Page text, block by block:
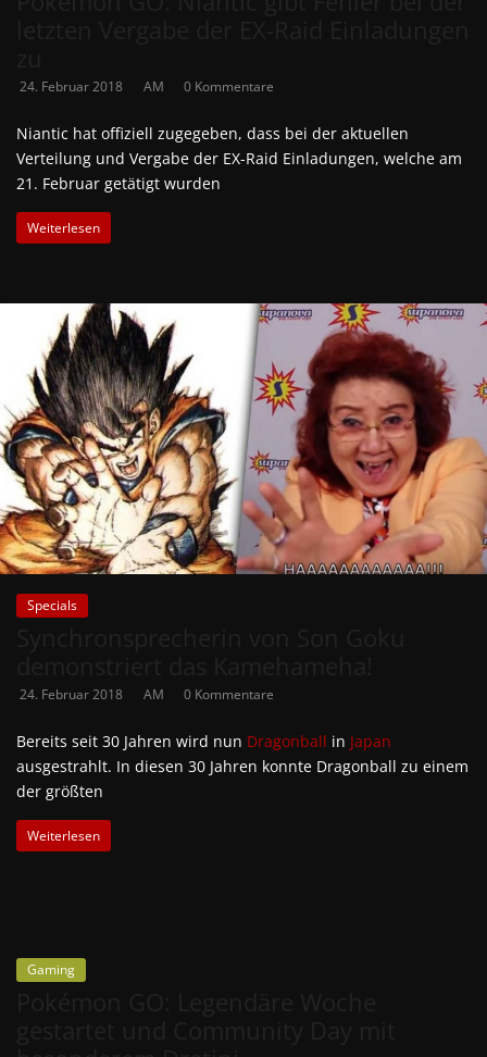
24. Februar 2018 AM 0 Kommentare
Niantic hat offiziell zugegeben, dass bei der aktuellen
Verteilung und Vergabe der EX-Raid Einladungen, welche am
21. Februar getätigt wurden
Weiterlesen
Specials
24. Februar 2018 AM 0 Kommentare
Bereits seit 30 Jahren wird nun Dragonball in Japan
ausgestrahlt. In diesen 30 Jahren konnte Dragonball zu einem
der größten
Weiterlesen
Gaming